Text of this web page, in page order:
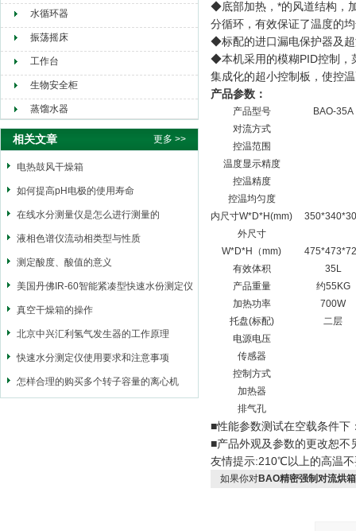
水循环器
振荡摇床
工作台
生物安全柜
蒸馏水器
相关文章 更多 >>
电热鼓风干燥箱
如何提高pH电极的使用寿命
在线水分测量仪是怎么进行测量的
液相色谱仪流动相类型与性质
测定酸度、酸值的意义
美国丹佛IR-60智能紧凑型快速水份测定仪
真空干燥箱的操作
北京中兴汇利氢气发生器的工作原理
快速水分测定仪使用要求和注意事项
怎样合理的购买多个转子容量的离心机
◆底部加热，*的风道结构，
分循环，有效保证了温度的
◆标配的进口漏电保护器及
◆本机采用的模糊PID控制，
集成化的超小控制板，使控
产品参数：
产品型号
BAO-35A
对流方式
控温范围
温度显示精度
控温精度
控温均匀度
内尺寸W*D*H(mm)
外尺寸
W*D*H（mm)
有效体积
35L
产品重量
约55KG
加热功率
700W
托盘(标配)
二层
电源电压
传感器
控制方式
加热器
排气孔
■性能参数测试在空载条件
■产品外观及参数的更改恕不
友情提示:210℃以上的高温
如果你对BAO精密强制对流烘箱